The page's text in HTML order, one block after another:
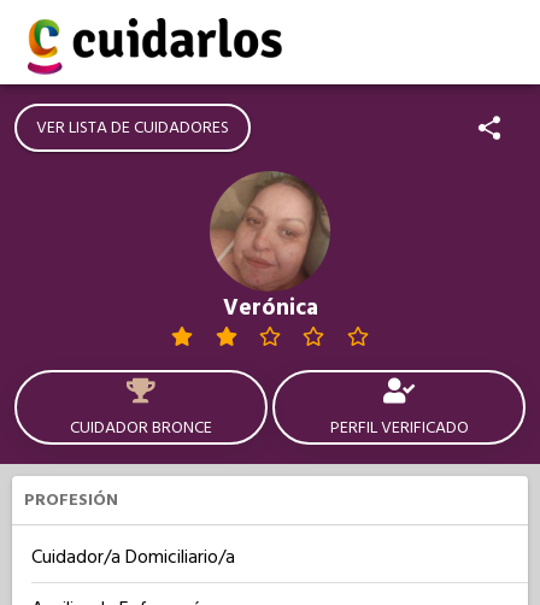
VER LISTA DE CUIDADORES
Verónica
CUIDADOR BRONCE PERFIL VERIFICADO
PROFESIÓN
Cuidador/a Domiciliario/a